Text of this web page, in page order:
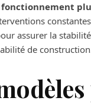
assurer la
de